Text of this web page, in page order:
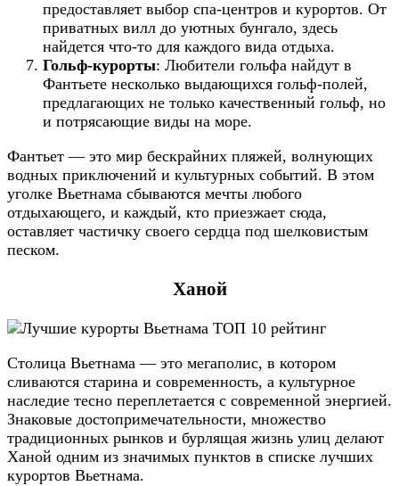
предоставляет выбор спа-центров и курортов. От
приватных вилл до уютных бунгало, здесь
найдется что-то для каждого вида отдыха.
Гольф-курорты: Любители гольфа найдут в
Фантьете несколько выдающихся гольф-полей,
предлагающих не только качественный гольф, но
и потрясающие виды на море.
Фантьет — это мир бескрайних пляжей, волнующих
водных приключений и культурных событий. В этом
уголке Вьетнама сбываются мечты любого
отдыхающего, и каждый, кто приезжает сюда,
оставляет частичку своего сердца под шелковистым
песком.
Ханой
Столица Вьетнама — это мегаполис, в котором
сливаются старина и современность, а культурное
наследие тесно переплетается с современной энергией.
Знаковые достопримечательности, множество
традиционных рынков и бурлящая жизнь улиц делают
Ханой одним из значимых пунктов в списке лучших
курортов Вьетнама.